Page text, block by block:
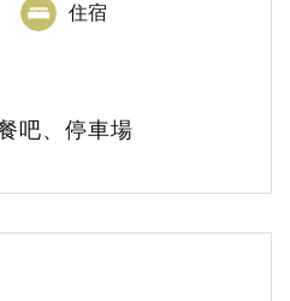
住宿
吧、停車場